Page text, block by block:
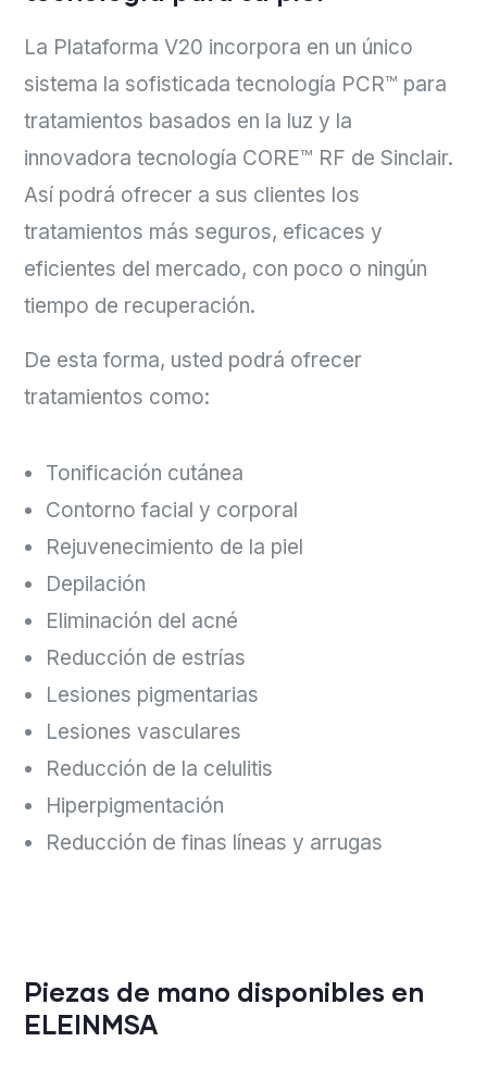
La Plataforma V20 incorpora en un único
sistema la sofisticada tecnología PCR™ para
tratamientos basados en la luz y la
innovadora tecnología CORE™ RF de Sinclair.
Así podrá ofrecer a sus clientes los
tratamientos más seguros, eficaces y
eficientes del mercado, con poco o ningún
tiempo de recuperación.
De esta forma, usted podrá ofrecer
tratamientos como:
Tonificación cutánea
Contorno facial y corporal
Rejuvenecimiento de la piel
Depilación
Eliminación del acné
Reducción de estrías
Lesiones pigmentarias
Lesiones vasculares
Reducción de la celulitis
Hiperpigmentación
Reducción de finas líneas y arrugas
Piezas de mano disponibles en
ELEINMSA